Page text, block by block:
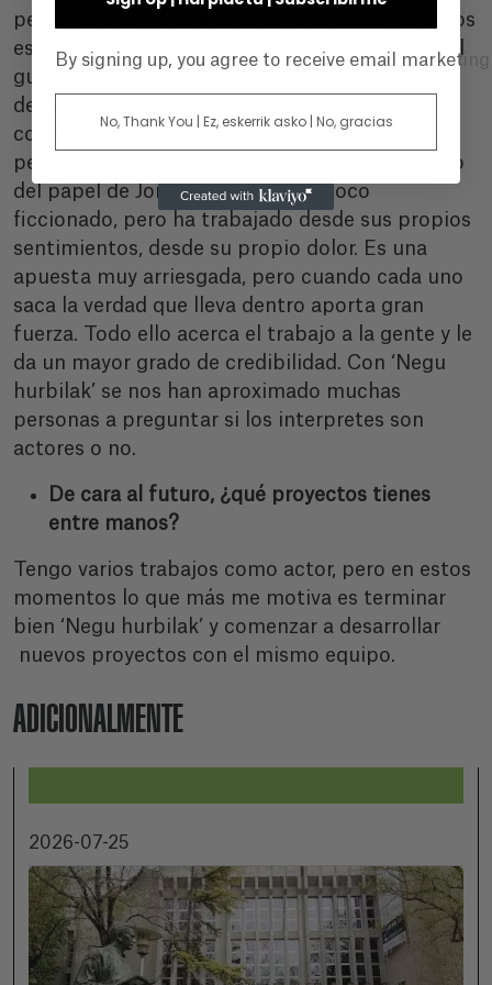
personas que no son actores o actrices, dejamos
espacio para la improvisación y mantenemos el
guion abierto… Para llevar a cabo un trabajo
debemos creer en él y tener la oportunidad de
contar una realidad. En nuestros proyectos los
personajes son las propias personas. En el caso
del papel de Jone sí que está un poco
ficcionado, pero ha trabajado desde sus propios
sentimientos, desde su propio dolor. Es una
apuesta muy arriesgada, pero cuando cada uno
saca la verdad que lleva dentro aporta gran
fuerza. Todo ello acerca el trabajo a la gente y le
da un mayor grado de credibilidad. Con ‘Negu
hurbilak’ se nos han aproximado muchas
personas a preguntar si los interpretes son
actores o no.
De cara al futuro, ¿qué proyectos tienes
entre manos?
Tengo varios trabajos como actor, pero en estos
momentos lo que más me motiva es terminar
bien ‘Negu hurbilak’ y comenzar a desarrollar
nuevos proyectos con el mismo equipo.
ADICIONALMENTE
2026-07-25
By signing up, you agree to receive email
No, Thank You | Ez, eskerrik asko | No, gracias